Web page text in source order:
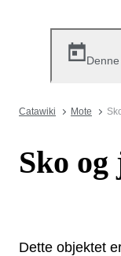
Catawiki Mote
Sko og
Dette objektet